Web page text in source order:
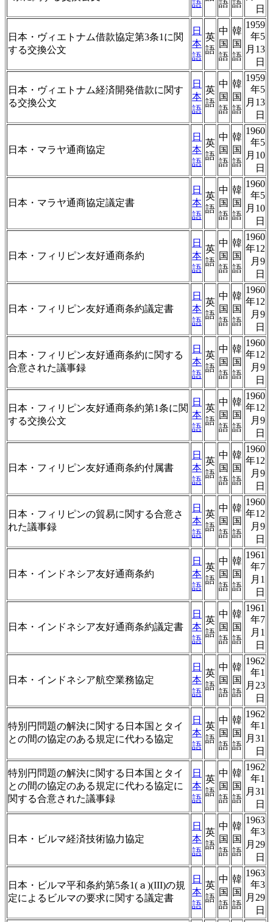
語 語 語
日
日本・ヴィエトナム借款協定第3条1に関
する交換公文
日
本
語
英
語
中
国
語
韓
国
語
1959
年5
月13
日
日本・ヴィエトナム経済開発借款に関す
る交換公文
日
本
語
英
語
中
国
語
韓
国
語
1959
年5
月13
日
日本・マラヤ通商協定
日
本
語
英
語
中
国
語
韓
国
語
1960
年5
月10
日
日本・マラヤ通商協定議定書
日
本
語
英
語
中
国
語
韓
国
語
1960
年5
月10
日
日本・フィリピン友好通商条約
日
本
語
英
語
中
国
語
韓
国
語
1960
年12
月9
日
日本・フィリピン友好通商条約議定書
日
本
語
英
語
中
国
語
韓
国
語
1960
年12
月9
日
日本・フィリピン友好通商条約に関する
合意された議事録
日
本
語
英
語
中
国
語
韓
国
語
1960
年12
月9
日
日本・フィリピン友好通商条約第1条に関
する交換公文
日
本
語
英
語
中
国
語
韓
国
語
1960
年12
月9
日
日本・フィリピン友好通商条約付属書
日
本
語
英
語
中
国
語
韓
国
語
1960
年12
月9
日
日本・フィリピンの貿易に関する合意さ
れた議事録
日
本
語
英
語
中
国
語
韓
国
語
1960
年12
月9
日
日本・インドネシア友好通商条約
日
本
語
英
語
中
国
語
韓
国
語
1961
年7
月1
日
日本・インドネシア友好通商条約議定書
日
本
語
英
語
中
国
語
韓
国
語
1961
年7
月1
日
日本・インドネシア航空業務協定
日
本
語
英
語
中
国
語
韓
国
語
1962
年1
月23
日
特別円問題の解決に関する日本国とタイ
との間の協定のある規定に代わる協定
日
本
語
英
語
中
国
語
韓
国
語
1962
年1
月31
日
特別円問題の解決に関する日本国とタイ
との間の協定のある規定に代わる協定に
関する合意された議事録
日
本
語
英
語
中
国
語
韓
国
語
1962
年1
月31
日
日本・ビルマ経済技術協力協定
日
本
語
英
語
中
国
語
韓
国
語
1963
年3
月29
日
日本・ビルマ平和条約第5条1(ａ)(III)の規
定によるビルマの要求に関する議定書
日
本
語
英
語
中
国
語
韓
国
語
1963
年3
月29
日